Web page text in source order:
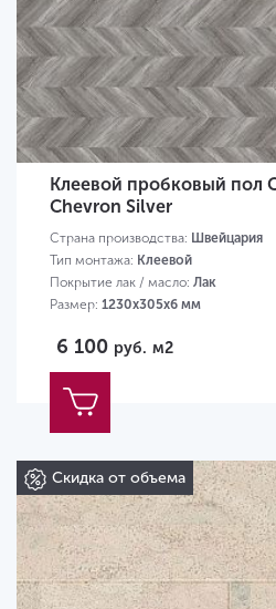
Клеевой пробковый пол
Chevron Silver
Страна производства: Швейцария
Тип монтажа: Клеевой
Покрытие лак / масло: Лак
Размер: 1230х305х6 мм
6 100 руб. м2
Скидка от объема